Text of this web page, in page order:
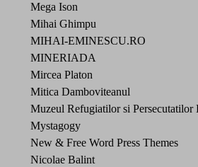
Mega Ison
Mihai Ghimpu
MIHAI-EMINESCU.RO
MINERIADA
Mircea Platon
Mitica Damboviteanul
Muzeul Refugiatilor si Persecutatilor
Mystagogy
New & Free Word Press Themes
Nicolae Balint